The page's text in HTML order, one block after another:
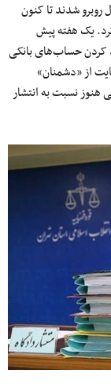
روبرو شدند تا کنون
کرد. یک هفته پیش
کردن حساب‌های بانکی
از «دشمنان»
نسبت به انتشار